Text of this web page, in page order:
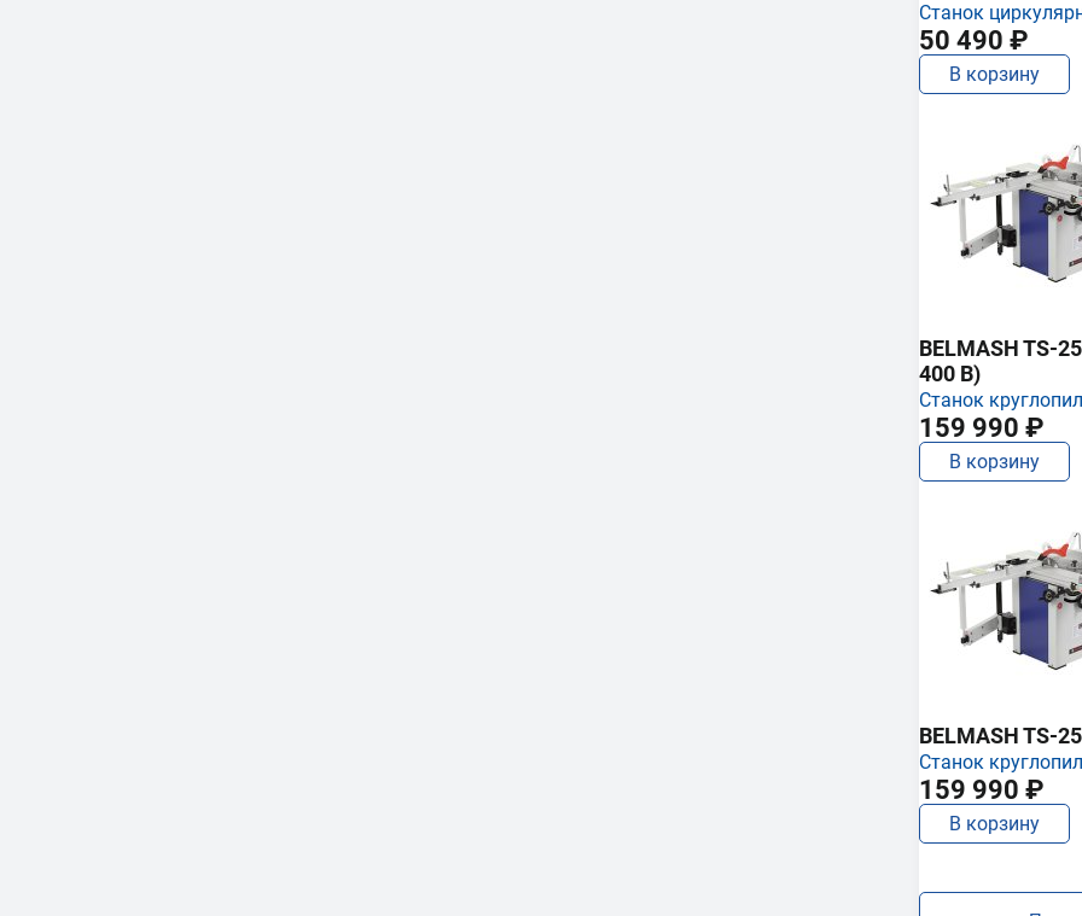
Станок
50 490 ₽
В корзину
BELMASH TS-
400 В)
Станок
159 990 ₽
В корзину
BELMASH TS-
Станок
159 990 ₽
В корзину